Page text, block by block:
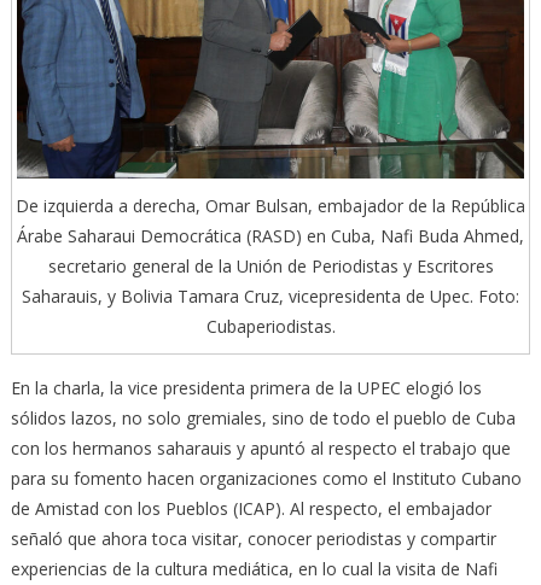
De izquierda a derecha, Omar Bulsan, embajador de la República
Árabe Saharaui Democrática (RASD) en Cuba, Nafi Buda Ahmed,
secretario general de la Unión de Periodistas y Escritores
Saharauis, y Bolivia Tamara Cruz, vicepresidenta de Upec. Foto:
Cubaperiodistas.
En la charla, la vice presidenta primera de la UPEC elogió los
sólidos lazos, no solo gremiales, sino de todo el pueblo de Cuba
con los hermanos saharauis y apuntó al respecto el trabajo que
para su fomento hacen organizaciones como el Instituto Cubano
de Amistad con los Pueblos (ICAP). Al respecto, el embajador
señaló que ahora toca visitar, conocer periodistas y compartir
experiencias de la cultura mediática, en lo cual la visita de Nafi